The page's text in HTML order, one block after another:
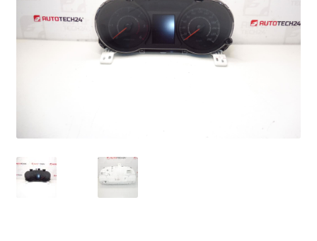
Paiements
Politique de confidentialité
Procédure de Réclamation